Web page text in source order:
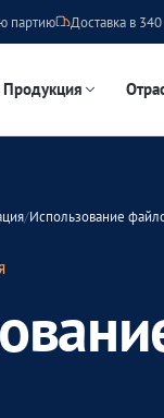
партию Доставка в
Продукция
/Использование